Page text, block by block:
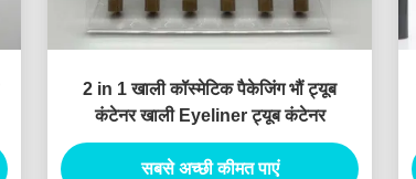
2 in 1 खाली कॉस्मेटिक पैकेजिंग भौं ट्यूब
कंटेनर खाली Eyeliner ट्यूब कंटेनर
सबसे अच्छी कीमत पाएं